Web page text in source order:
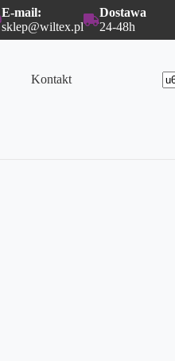
E-mail:
sklep@wiltex.pl
Dostawa
24-48h
Kontakt